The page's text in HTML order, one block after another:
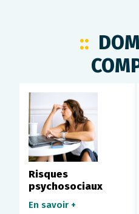
Risques
psychosociaux
En savoir +